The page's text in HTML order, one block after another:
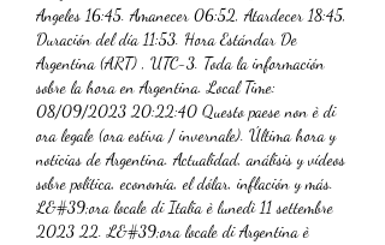
Angeles 16:45. Amanecer 06:52, Atardecer 18:45,
Duración del día 11:53. Hora Estándar De
Argentina (ART) , UTC-3. Toda la información
sobre la hora en Argentina. Local Time:
08/09/2023 20:22:40 Questo paese non è di
ora legale (ora estiva / invernale). Última hora y
noticias de Argentina. Actualidad, análisis y vídeos
sobre política, economía, el dólar, inflación y más.
L&#39;ora locale di Italia è lunedì 11 settembre
2023 22. L&#39;ora locale di Argentina è